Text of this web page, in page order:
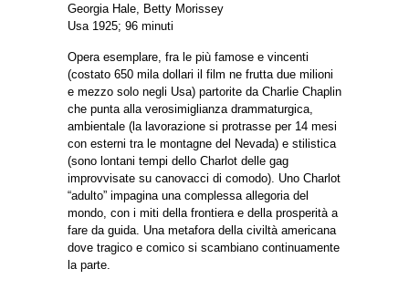
Georgia Hale, Betty Morissey
Usa 1925; 96 minuti
Opera esemplare, fra le più famose e vincenti
(costato 650 mila dollari il film ne frutta due milioni
e mezzo solo negli Usa) partorite da Charlie Chaplin
che punta alla verosimiglianza drammaturgica,
ambientale (la lavorazione si protrasse per 14 mesi
con esterni tra le montagne del Nevada) e stilistica
(sono lontani tempi dello Charlot delle gag
improvvisate su canovacci di comodo). Uno Charlot
“adulto” impagina una complessa allegoria del
mondo, con i miti della frontiera e della prosperità a
fare da guida. Una metafora della civiltà americana
dove tragico e comico si scambiano continuamente
la parte.